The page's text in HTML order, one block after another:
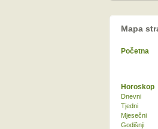
Mapa
Početna
Horoskop
Dnevni
Tjedni
Mjesečni
Godišnji